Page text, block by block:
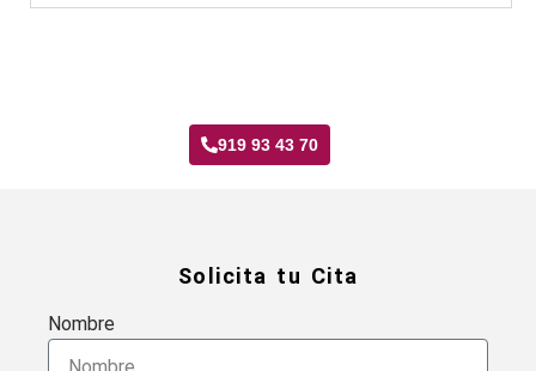
919 93 43 70
Solicita tu Cita
Nombre